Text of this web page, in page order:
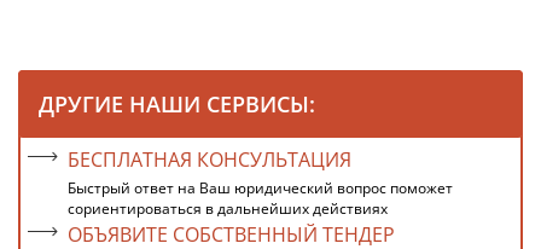
ДРУГИЕ НАШИ СЕРВИСЫ:
БЕСПЛАТНАЯ КОНСУЛЬТАЦИЯ
Быстрый ответ на Ваш юридический вопрос поможет
сориентироваться в дальнейших действиях
ОБЪЯВИТЕ СОБСТВЕННЫЙ ТЕНДЕР